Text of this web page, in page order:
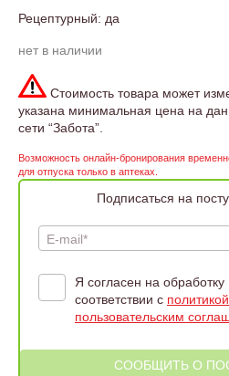
Рецептурный: да
нет в наличии
Стоимость товара может
указана минимальная цена на
сети “Забота”.
Возможность онлайн-бронирования
для отпуска только в аптеках.
Подписаться на
E-mail*
Я согласен на
соответствии с
пользовательским